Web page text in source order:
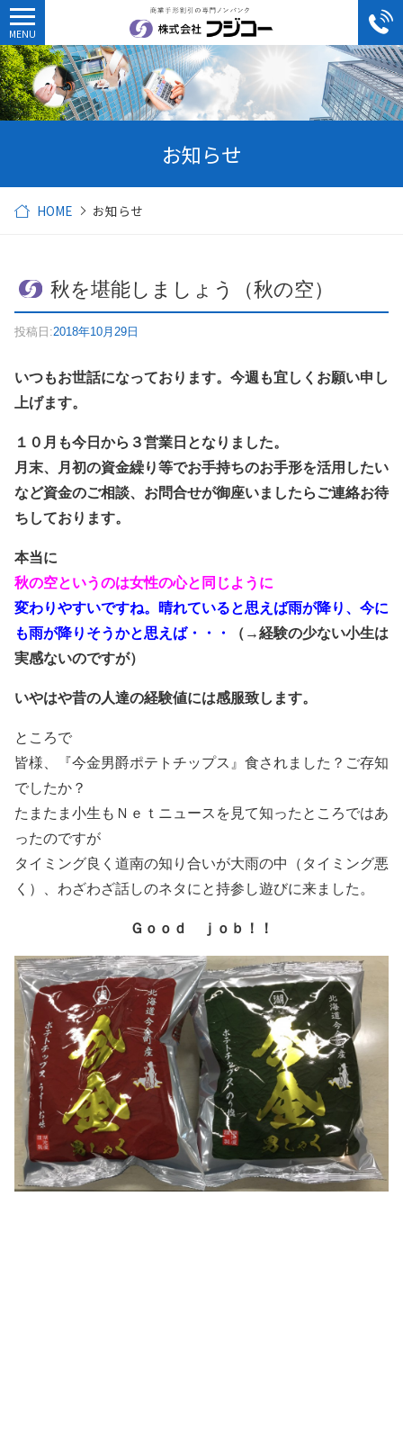
お知らせ
HOME お知らせ
秋を堪能しましょう（秋の空）
投稿日:2018年10月29日
いつもお世話になっております。 今週も宜しくお願い申し
上げます。
１０月も今日から３営業日となりました。
月末、月初の資金繰り等でお手持ちのお手形を活用したい
など資金のご相談、お問合せが御座いましたらご連絡お待
ちしております。
本当に
秋の空というのは女性の心と同じように
変わりやすいですね。
晴れていると思えば雨が降り、今に
も雨が降りそうかと思えば・・・
（ →経験の少ない小生は
実感ないのですが）
いやはや昔の人達の経験値には感服致します。
ところで
皆様、『今金男爵ポテトチップス』食されました？ご存知
でしたか？
たまたま小生もＮｅｔニュースを見て知ったところではあ
ったのですが
タイミング良く道南の知り合いが大雨の中（タイミング悪
く）、わざわざ話しのネタにと持参し遊びに来ました。
Ｇｏｏｄ ｊｏｂ！！